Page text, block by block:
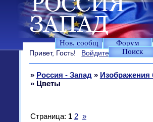
Нов. сообщ Форум
Поиск
Привет, Гость! Войдите или
» Россия - Запад » Изображения
» Цветы
Страница: 1 2 »